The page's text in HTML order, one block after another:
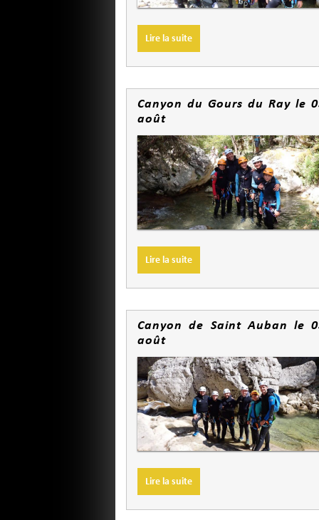
Lire la suite
Canyon du Gours du Ray le
août
Lire la suite
Canyon de Saint Auban le
août
Lire la suite